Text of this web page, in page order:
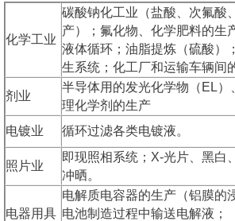
化学工业
碳酸钠化工业（盐酸、次氟酸
产）；氟化物、化学肥料的生
液体循环；油脂提炼（硫酸）
生系统；化工厂和运输车辆间
剂业
半导体用的发光化学物（EL）
理化学剂的生产
电镀业
循环过滤各类电镀液。
照片业
即现照相系统；X-光片、黑白
冲晒。
电器用具
电解质电容器的生产（铝膜的
电池制造过程中输送电解液；